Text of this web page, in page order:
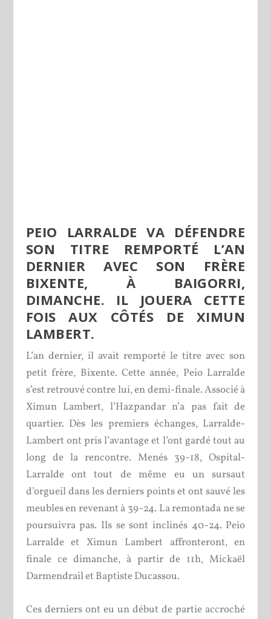
PEIO LARRALDE VA DÉFENDRE
SON TITRE REMPORTÉ L’AN
DERNIER AVEC SON FRÈRE
BIXENTE, À BAIGORRI,
DIMANCHE. IL JOUERA CETTE
FOIS AUX CÔTÉS DE XIMUN
LAMBERT.
L’an dernier, il avait remporté le titre avec son
petit frère, Bixente. Cette année, Peio Larralde
s’est retrouvé contre lui, en demi-finale. Associé à
Ximun Lambert, l’Hazpandar n’a pas fait de
quartier. Dès les premiers échanges, Larralde-
Lambert ont pris l’avantage et l’ont gardé tout au
long de la rencontre. Menés 39-18, Ospital-
Larralde ont tout de même eu un sursaut
d’orgueil dans les derniers points et ont sauvé les
meubles en revenant à 39-24. La remontada ne se
poursuivra pas. Ils se sont inclinés 40-24. Peio
Larralde et Ximun Lambert affronteront, en
finale ce dimanche, à partir de 11h, Mickaël
Darmendrail et Baptiste Ducassou.
Ces derniers ont eu un début de partie accroché